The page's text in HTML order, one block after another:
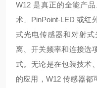
W12 是真正的全能产
术、PinPoint-LED 或红
式光电传感器和对射
离、开关频率和连接选
式。无论是在包装技术
的应用，W12 传感器都